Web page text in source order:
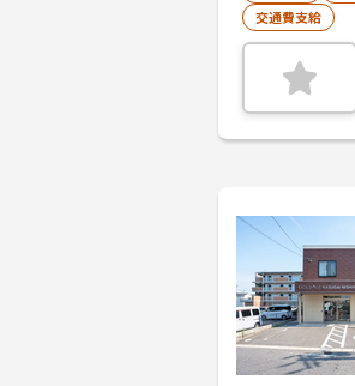
交通費支給